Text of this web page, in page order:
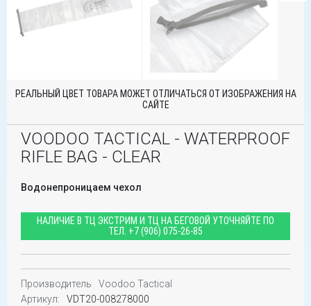
РЕАЛЬНЫЙ ЦВЕТ ТОВАРА МОЖЕТ ОТЛИЧАТЬСЯ ОТ ИЗОБРАЖЕНИЯ НА
САЙТЕ
VOODOO TACTICAL - WATERPROOF
RIFLE BAG - CLEAR
Водонепроницаем чехол
НАЛИЧИЕ В ТЦ ЭКСТРИМ И ТЦ НА БЕГОВОЙ УТОЧНЯЙТЕ ПО
ТЕЛ. +7 (906) 075-26-85
Производитель
Voodoo Tactical
Артикул:
VDT20-008278000